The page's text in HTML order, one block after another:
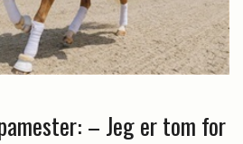
– Jeg er tom for